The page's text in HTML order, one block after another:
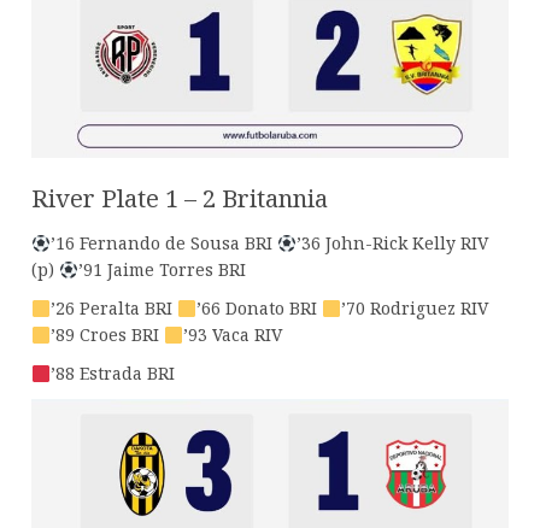
River Plate 1 – 2 Britannia
’16 Fernando de Sousa BRI
’36 John-Rick Kelly RIV
(p)
’91 Jaime Torres BRI
’26 Peralta BRI
’66 Donato BRI
’70 Rodriguez RIV
’89 Croes BRI
’93 Vaca RIV
’88 Estrada BRI